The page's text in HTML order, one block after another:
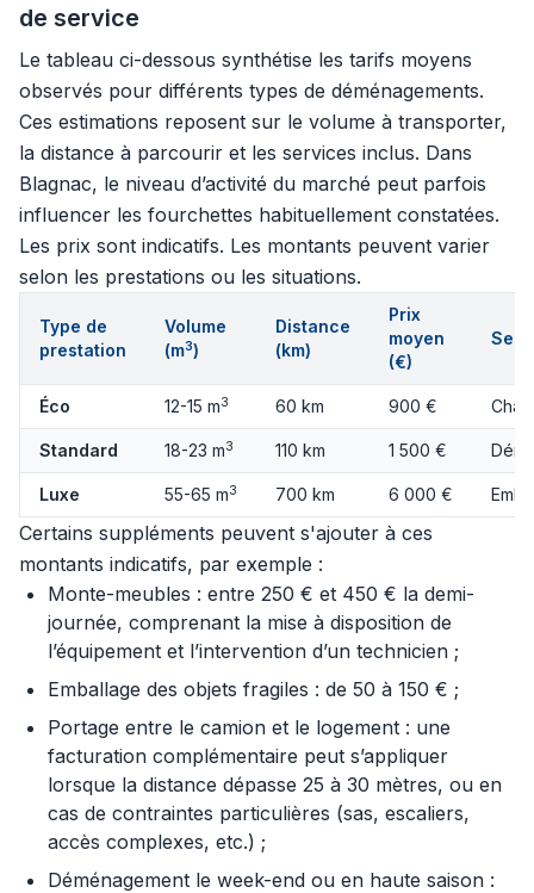
de service
Le tableau ci-dessous synthétise les tarifs moyens
observés pour différents types de déménagements.
Ces estimations reposent sur le volume à transporter,
la distance à parcourir et les services inclus. Dans
Blagnac, le niveau d’activité du marché peut parfois
influencer les fourchettes habituellement constatées.
Les prix sont indicatifs. Les montants peuvent varier
selon les prestations ou les situations.
Type de
prestation
Volume
(m3)
Distance
(km)
Prix
moyen
(€)
Éco 12-15 m3 60 km 900 €
Standard 18-23 m3 110 km 1 500 €
Luxe 55-65 m3 700 km 6 000 €
Certains suppléments peuvent s'ajouter à ces
montants indicatifs, par exemple :
Monte-meubles : entre 250 € et 450 € la demi-
journée, comprenant la mise à disposition de
l’équipement et l’intervention d’un technicien ;
Emballage des objets fragiles : de 50 à 150 € ;
Portage entre le camion et le logement : une
facturation complémentaire peut s’appliquer
lorsque la distance dépasse 25 à 30 mètres, ou en
cas de contraintes particulières (sas, escaliers,
accès complexes, etc.) ;
Déménagement le week-end ou en haute saison :